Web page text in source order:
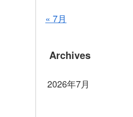
« 7月
Archives
2026年7月